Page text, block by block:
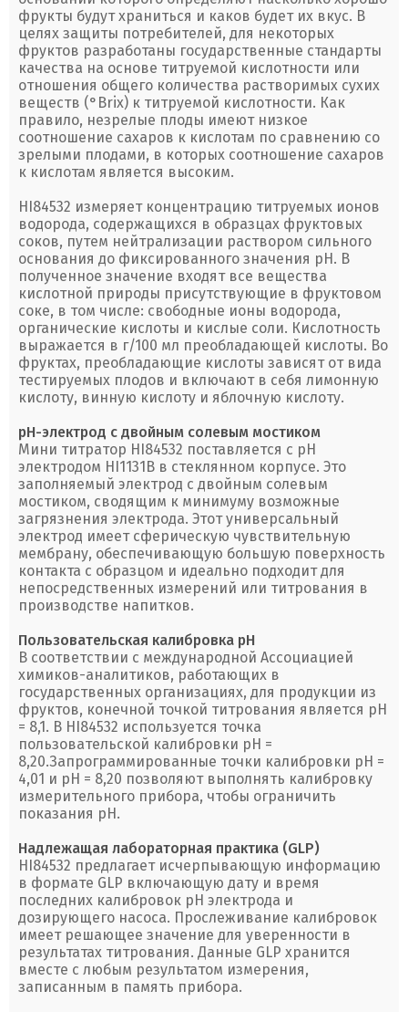
фрукты будут храниться и каков будет их вкус. В
целях защиты потребителей, для некоторых
фруктов разработаны государственные стандарты
качества на основе титруемой кислотности или
отношения общего количества растворимых сухих
веществ (°Brix) к титруемой кислотности. Как
правило, незрелые плоды имеют низкое
соотношение сахаров к кислотам по сравнению со
зрелыми плодами, в которых соотношение сахаров
к кислотам является высоким.
HI84532 измеряет концентрацию титруемых ионов
водорода, содержащихся в образцах фруктовых
соков, путем нейтрализации раствором сильного
основания до фиксированного значения рН. В
полученное значение входят все вещества
кислотной природы присутствующие в фруктовом
соке, в том числе: свободные ионы водорода,
органические кислоты и кислые соли. Кислотность
выражается в г/100 мл преобладающей кислоты. Во
фруктах, преобладающие кислоты зависят от вида
тестируемых плодов и включают в себя лимонную
кислоту, винную кислоту и яблочную кислоту.
рН-электрод с двойным солевым мостиком
Мини титратор HI84532 поставляется с рН
электродом HI1131B в стеклянном корпусе. Это
заполняемый электрод с двойным солевым
мостиком, сводящим к минимуму возможные
загрязнения электрода. Этот универсальный
электрод имеет сферическую чувствительную
мембрану, обеспечивающую большую поверхность
контакта с образцом и идеально подходит для
непосредственных измерений или титрования в
производстве напитков.
Пользовательская калибровка рН
В соответствии с международной Ассоциацией
химиков-аналитиков, работающих в
государственных организациях, для продукции из
фруктов, конечной точкой титрования является рН
= 8,1. В HI84532 используется точка
пользовательской калибровки рН =
8,20.Запрограммированные точки калибровки рН =
4,01 и рН = 8,20 позволяют выполнять калибровку
измерительного прибора, чтобы ограничить
показания рН.
Надлежащая лабораторная практика (GLP)
HI84532 предлагает исчерпывающую информацию
в формате GLP включающую дату и время
последних калибровок рН электрода и
дозирующего насоса. Прослеживание калибровок
имеет решающее значение для уверенности в
результатах титрования. Данные GLP хранится
вместе с любым результатом измерения,
записанным в память прибора.